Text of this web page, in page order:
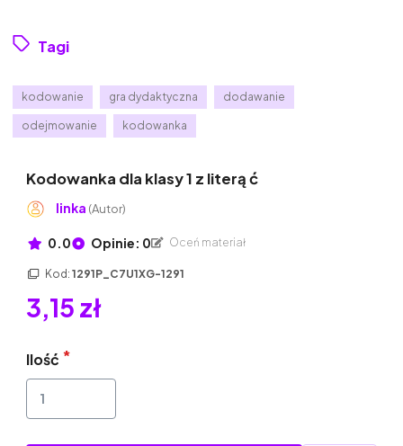
Tagi
kodowanie gra dydaktyczna dodawanie
odejmowanie kodowanka
Kodowanka dla klasy 1 z literą ć
linka (Autor)
0.0 Opinie: 0 Oceń materiał
Kod: 1291P_C7U1XG-1291
3,15 zł
Ilość